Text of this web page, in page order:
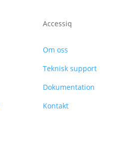
Accessiq
Om oss
Teknisk support
Dokumentation
Kontakt